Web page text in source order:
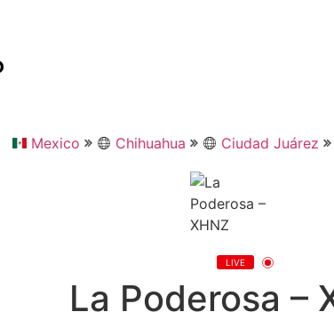
Mexico Chihuahua Ciudad Juárez
LIVE
La Poderosa –